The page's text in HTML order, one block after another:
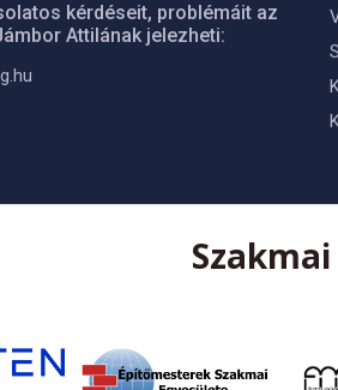
kérdéseit, problémáit az
Attilának jelezheti: